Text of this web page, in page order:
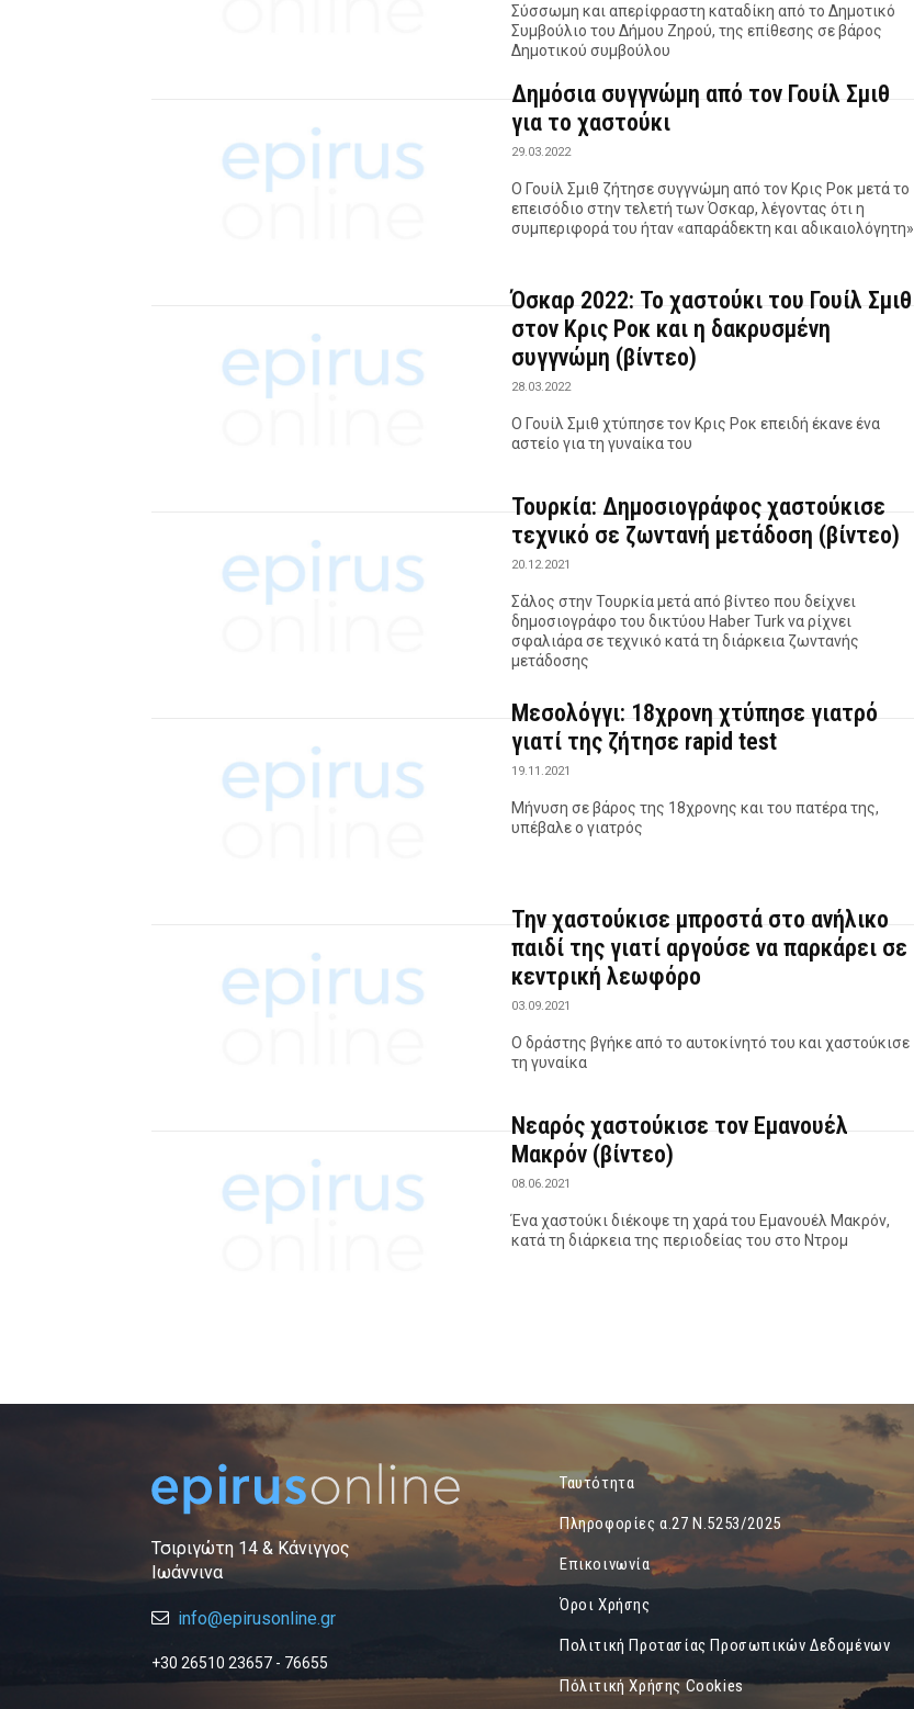
Σύσσωμη και απερίφραστη καταδίκη από το Δημοτικό
Συμβούλιο του Δήμου Ζηρού, της επίθεσης σε βάρος
Δημοτικού συμβούλου
Δημόσια συγγνώμη από τον Γουίλ Σμιθ
για το χαστούκι
29.03.2022
Ο Γουίλ Σμιθ ζήτησε συγγνώμη από τον Κρις Ροκ μετά το
επεισόδιο στην τελετή των Όσκαρ, λέγοντας ότι η
συμπεριφορά του ήταν «απαράδεκτη και αδικαιολόγητη»
Όσκαρ 2022: Το χαστούκι του Γουίλ Σμιθ
στον Κρις Ροκ και η δακρυσμένη
συγγνώμη (βίντεο)
28.03.2022
Ο Γουίλ Σμιθ χτύπησε τον Κρις Ροκ επειδή έκανε ένα
αστείο για τη γυναίκα του
Τουρκία: Δημοσιογράφος χαστούκισε
τεχνικό σε ζωντανή μετάδοση (βίντεο)
20.12.2021
Σάλος στην Τουρκία μετά από βίντεο που δείχνει
δημοσιογράφο του δικτύου Haber Turk να ρίχνει
σφαλιάρα σε τεχνικό κατά τη διάρκεια ζωντανής
μετάδοσης
Μεσολόγγι: 18χρονη χτύπησε γιατρό
γιατί της ζήτησε rapid test
19.11.2021
Μήνυση σε βάρος της 18χρονης και του πατέρα της,
υπέβαλε ο γιατρός
Την χαστούκισε μπροστά στο ανήλικο
παιδί της γιατί αργούσε να παρκάρει σε
κεντρική λεωφόρο
03.09.2021
Ο δράστης βγήκε από το αυτοκίνητό του και χαστούκισε
τη γυναίκα
Νεαρός χαστούκισε τον Εμανουέλ
Μακρόν (βίντεο)
08.06.2021
Ένα χαστούκι διέκοψε τη χαρά του Εμανουέλ Μακρόν,
κατά τη διάρκεια της περιοδείας του στο Ντρομ
Τσιριγώτη 14 & Κάνιγγος
Ιωάννινα
info@epirusonline.gr
+30 26510 23657 - 76655
Ταυτότητα
Πληροφορίες α.27 Ν.5253/2025
Επικοινωνία
Όροι Χρήσης
Πολιτική Προτασίας Προσωπικών Δεδομένων
Πόλιτική Χρήσης Cookies